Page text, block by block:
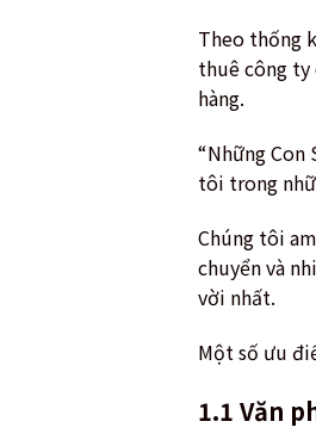
Theo thống
thuê công ty
hàng.
“Những Con
tôi trong
Chúng tôi
chuyển và
vời nhất.
Một số ưu
1.1 Văn